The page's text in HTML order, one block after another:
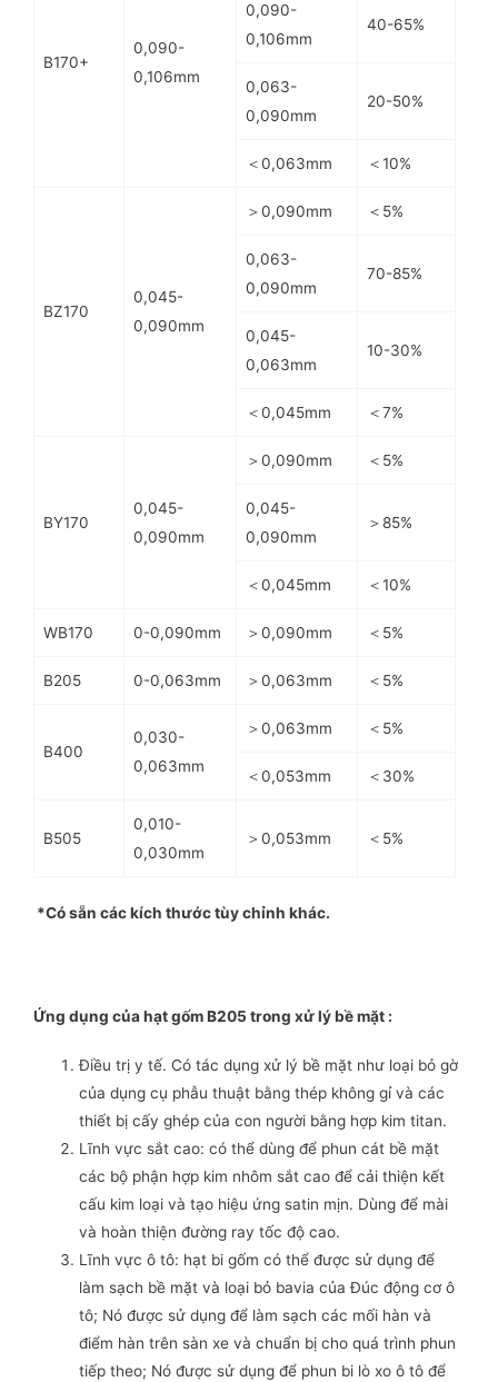
B170+
0,090-
0,106mm
0,090-
0,106mm
40-65%
0,063-
0,090mm
20-50%
＜0,063mm ＜10%
BZ170
0,045-
0,090mm
＞0,090mm ＜5%
0,063-
0,090mm
70-85%
0,045-
0,063mm
10-30%
＜0,045mm ＜7%
BY170
0,045-
0,090mm
＞0,090mm ＜5%
0,045-
0,090mm
＞85%
＜0,045mm ＜10%
WB170 0-0,090mm ＞0,090mm ＜5%
B205 0-0,063mm ＞0,063mm ＜5%
B400
0,030-
0,063mm
＞0,063mm ＜5%
＜0,053mm ＜30%
B505
0,010-
0,030mm
＞0,053mm ＜5%
*Có sẵn các kích thước tùy chỉnh khác.
Ứng dụng củahạt gốm B205 trong xử lý bề mặt :
Điều trị y tế. Có tác dụng xử lý bề mặt như loại bỏ gờ
của dụng cụ phẫu thuật bằng thép không gỉ và các
thiết bị cấy ghép của con người bằng hợp kim titan.
Lĩnh vực sắt cao: có thể dùng để phun cát bề mặt
các bộ phận hợp kim nhôm sắt cao để cải thiện kết
cấu kim loại và tạo hiệu ứng satin mịn. Dùng để mài
và hoàn thiện đường ray tốc độ cao.
Lĩnh vực ô tô: hạt bi gốm có thể được sử dụng để
làm sạch bề mặt và loại bỏ bavia của Đúc động cơ ô
tô; Nó được sử dụng để làm sạch các mối hàn và
điểm hàn trên sàn xe và chuẩn bị cho quá trình phun
tiếp theo; Nó được sử dụng để phun bi lò xo ô tô để